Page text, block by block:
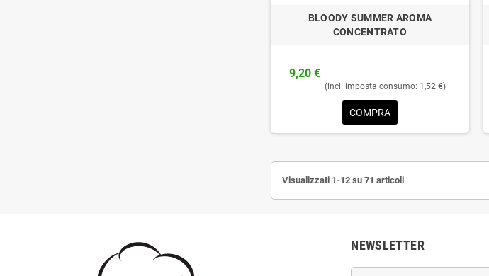
BLOODY SUMMER AROMA
CONCENTRATO
9,20 €
(incl. imposta consumo: 1,52 €)
COMPRA
Visualizzati 1-12 su 71 articoli
NEWSLETTER